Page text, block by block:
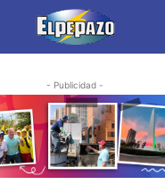
- Publicidad -